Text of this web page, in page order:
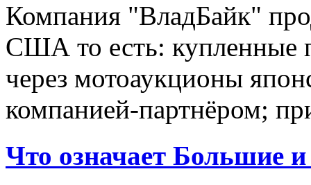
Компания "ВладБайк"
США то есть: купленные
через мотоаукционы
компанией-партнёром;
Что означает Большие